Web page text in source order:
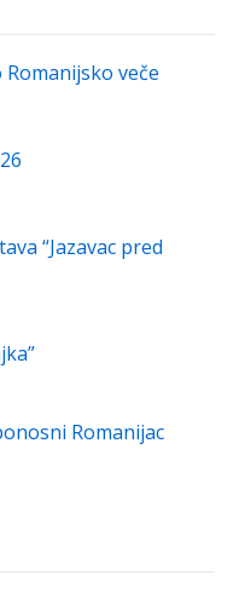
veče
“Jazavac pred
Romanijac